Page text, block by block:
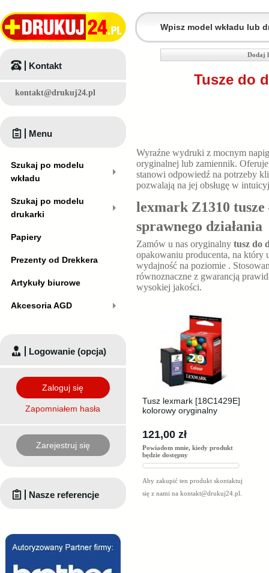
Dodaj
Tusze do
Wyraźne wydruki z mocnym
oryginalnej lub zamiennik.
stanowi odpowiedź na potrzeby
pozwalają na jej obsługę w
lexmark Z1310
sprawnego działania
Zamów u nas oryginalny tusz do
opakowaniu producenta, na który
wydajność na poziomie .
równoznaczne z gwarancją
wysokiej jakości.
Tusz lexmark [18C1429E]
kolorowy oryginalny
121,00 zł
Powiadom mnie, kiedy produkt
będzie dostępny
Aby zakupić ten produkt skontaktuj
się z nami na kontakt@drukuj24.pl
Kontakt
kontakt@drukuj24.pl
Menu
Szukaj po modelu
wkładu
Szukaj po modelu
drukarki
Papiery
Prezenty od Drekkera
Artykuły biurowe
Akcesoria AGD
Logowanie (opcja)
Zaloguj się
Zapomniałem hasła
Zarejestruj się
Nasze referencje